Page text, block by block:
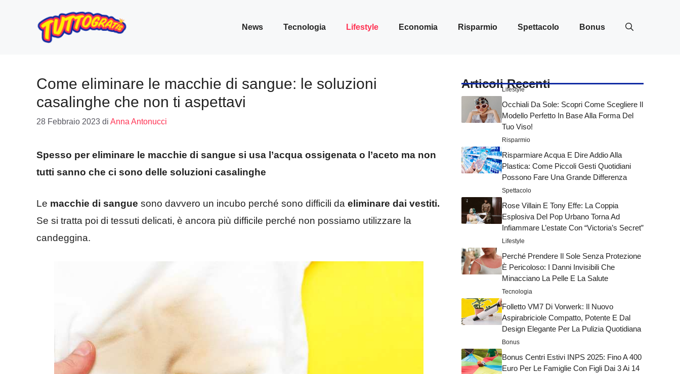
contenuto
News Tecnologia Lifestyle Economia Risparmio Spettacolo Bonus
Come eliminare le macchie di sangue: le soluzioni
casalinghe che non ti aspettavi
28 Febbraio 2023 di Anna Antonucci
Spesso per eliminare le macchie di sangue si usa l’acqua ossigenata o l’aceto ma non
tutti sanno che ci sono delle soluzioni casalinghe
Le macchie di sangue sono davvero un incubo perché sono difficili da eliminare dai vestiti.
Se si tratta poi di tessuti delicati, è ancora più difficile perché non possiamo utilizzare la
candeggina.
Articoli Recenti
Lifestyle
Occhiali Da Sole: Scopri Come Scegliere Il
Modello Perfetto In Base Alla Forma Del
Tuo Viso!
Risparmio
Risparmiare Acqua E Dire Addio Alla
Plastica: Come Piccoli Gesti Quotidiani
Possono Fare Una Grande Differenza
Spettacolo
Rose Villain E Tony Effe: La Coppia
Esplosiva Del Pop Urbano Torna Ad
Infiammare L’estate Con “Victoria’s Secret”
Lifestyle
Perché Prendere Il Sole Senza Protezione
È Pericoloso: I Danni Invisibili Che
Minacciano La Pelle E La Salute
Tecnologia
Folletto VM7 Di Vorwerk: Il Nuovo
Aspirabriciole Compatto, Potente E Dal
Design Elegante Per La Pulizia Quotidiana
Bonus
Bonus Centri Estivi INPS 2025: Fino A 400
Euro Per Le Famiglie Con Figli Dai 3 Ai 14